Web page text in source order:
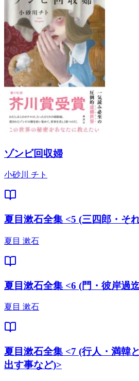
ゾンビ回収婦
小砂川 チト
夏目漱石全集 <5 (三四郎・そ
夏目 漱石
夏目漱石全集 <6 (門・彼岸過
夏目 漱石
夏目漱石全集 <7 (行人・満韓
出す事など)>